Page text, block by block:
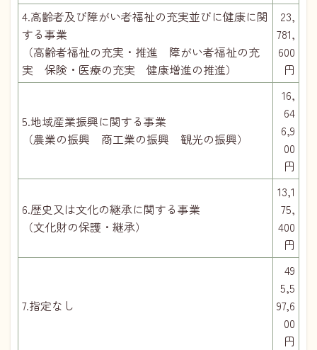
4.高齢者及び障がい者福祉の充実並びに健康に関
する事業
（高齢者福祉の充実・推進 障がい者福祉の充
実 保険・医療の充実 健康増進の推進）
23,
781,
600
円
5.地域産業振興に関する事業
（農業の振興 商工業の振興 観光の振興）
16,
64
6,9
00
円
6.歴史又は文化の継承に関する事業
（文化財の保護・継承）
13,1
75,
400
円
7.指定なし
49
5,5
97,6
00
円